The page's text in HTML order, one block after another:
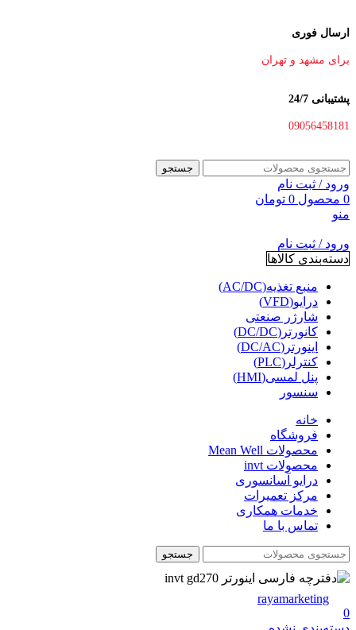
ارسال فوری
برای مشهد و تهران
پشتیبانی 24/7
09056458181
جستجو
ورود / ثبت نام
0 محصول 0 تومان
منو
ورود / ثبت نام
دسته‌بندی کالاها
منبع تغذیه(AC/DC)
درایو(VFD)
شارژر صنعتی
کانورتر(DC/DC)
اینورتر(DC/AC)
کنترلر(PLC)
پنل لمسی(HMI)
سنسور
خانه
فروشگاه
محصولات Mean Well
محصولات invt
درایو آسانسوری
مرکز تعمیرات
خدمات همکاری
تماس با ما
جستجو
rayamarketing
0